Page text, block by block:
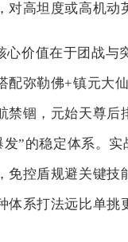
对高坦度或高机动
心价值在于团战与
配弥勒佛+镇元大
禁锢，元始天尊后
”的稳定体系。
免控盾规避关键技
体系打法远比单挑